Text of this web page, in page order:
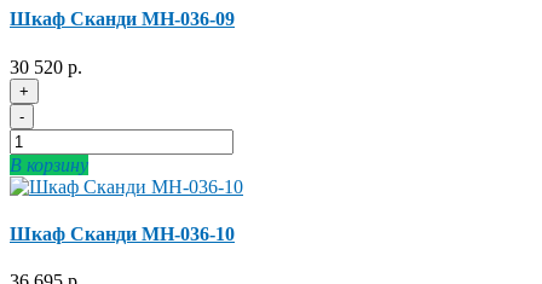
Шкаф Сканди МН-036-09
30 520 р.
+
-
В корзину
Шкаф Сканди МН-036-10